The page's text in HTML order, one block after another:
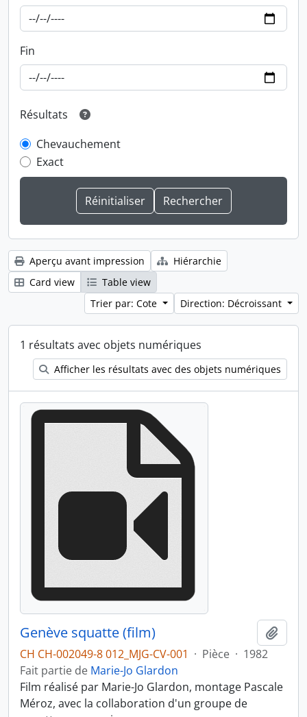
Fin
Résultats
Chevauchement
Exact
Aperçu avant impression
Hiérarchie
Card view
Table view
Trier par: Cote
Direction: Décroissant
1 résultats avec objets numériques
Afficher les résultats avec des objets numériques
Genève squatte (film)
CH CH-002049-8 012_MJG-CV-001 · Pièce · 1982
Fait partie de Marie-Jo Glardon
Film réalisé par Marie-Jo Glardon, montage Pascale
Méroz, avec la collaboration d'un groupe de